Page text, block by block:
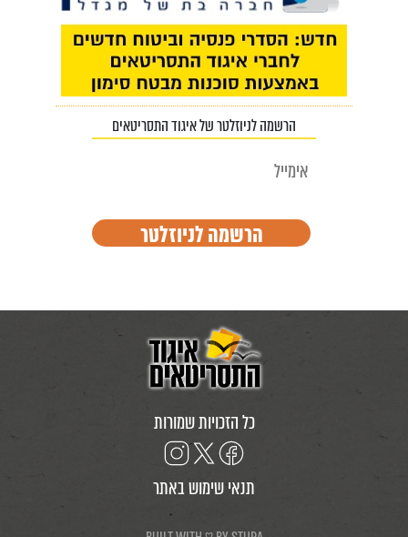
הרשמה לניוזלטר של איגוד התסריטאים
כל הזכויות שמורות
תנאי שימוש באתר